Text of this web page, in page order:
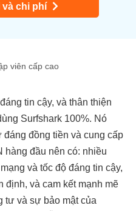
và chi phí
viên cấp cao
tin cậy, và thân thiện
Surfshark 100%. Nó
đồng tiền và cung cấp
hàng đầu nên có: nhiều
và tốc độ đáng tin cậy,
định, và cam kết mạnh mẽ
tư và sự bảo mật của